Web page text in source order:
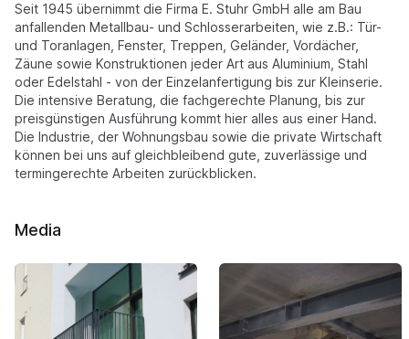
Seit 1945 übernimmt die Firma E. Stuhr GmbH alle am Bau
anfallenden Metallbau- und Schlosserarbeiten, wie z.B.: Tür-
und Toranlagen, Fenster, Treppen, Geländer, Vordächer,
Zäune sowie Konstruktionen jeder Art aus Aluminium, Stahl
oder Edelstahl - von der Einzelanfertigung bis zur Kleinserie.
Die intensive Beratung, die fachgerechte Planung, bis zur
preisgünstigen Ausführung kommt hier alles aus einer Hand.
Die Industrie, der Wohnungsbau sowie die private Wirtschaft
können bei uns auf gleichbleibend gute, zuverlässige und
termingerechte Arbeiten zurückblicken.
Media